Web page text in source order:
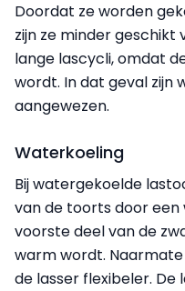
Doordat ze worden
zijn ze minder
lange lascycli, omdat
wordt. In dat geval zijn
aangewezen.
Waterkoeling
Bij watergekoelde
van de toorts door
voorste deel van de
warm wordt.
de lasser flexibeler.